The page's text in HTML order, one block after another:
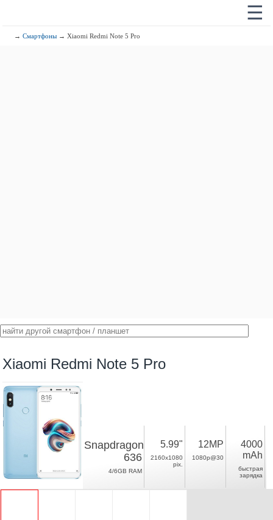
☰
→Смартфоны → Xiaomi Redmi Note 5 Pro
Xiaomi Redmi Note 5 Pro
Snapdragon
636
4/6GB RAM
5.99"
2160x1080
pix.
12MP
1080p@30
4000
mAh
быстрая
зарядка